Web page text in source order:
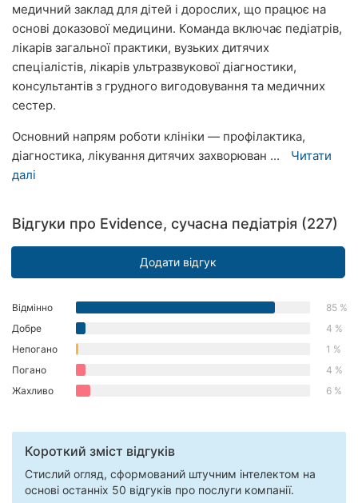
Львів
Кривий
Ріг
Миколаїв
Херсон
Полтава
Черкаси
Чернівці
Суми
Івано-
Франківськ
Ужгород
Карпати
медичний заклад для дітей і дорослих, що працює на
основі доказової медицини. Команда включає педіатрів,
лікарів загальної практики, вузьких дитячих
спеціалістів, лікарів ультразвукової діагностики,
консультантів з грудного вигодовування та медичних
сестер.
Основний напрям роботи клініки — профілактика,
діагностика, лікування дитячих захворюван ...
Читати
далі
Відгуки про Evidence, сучасна педіатрія (227)
Додати відгук
Відмінно
85 %
Добре
4 %
Непогано
1 %
Погано
4 %
Жахливо
6 %
Короткий зміст відгуків
Стислий огляд, сформований штучним інтелектом на
основі останніх 50 відгуків про послуги компанії.